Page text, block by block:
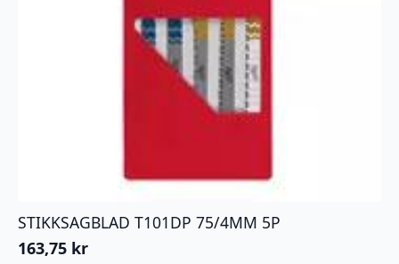
STIKKSAGBLAD T101DP 75/4MM 5P
163,75 kr